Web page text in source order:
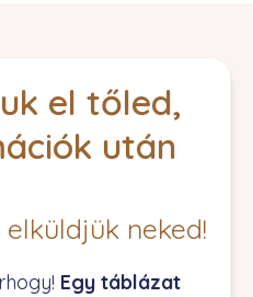
el tőled,
után
neked!
Egy táblázat